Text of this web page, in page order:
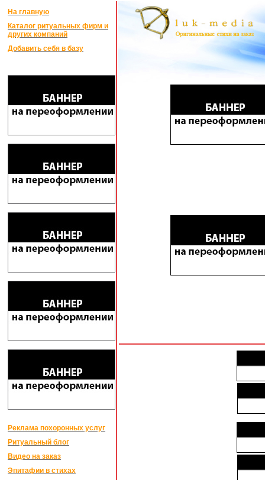
На главную
Каталог ритуальных фирм и
других компаний
Добавить себя в базу
Реклама похоронных услуг
Ритуальный блог
Видео на заказ
Эпитафии в стихах